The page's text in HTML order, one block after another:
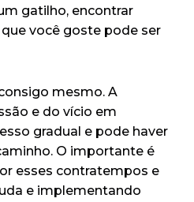
gatilho, encontrar
você goste pode ser
mesmo. A
e do vício em
gradual e pode haver
O importante é
esses contratempos e
e implementando